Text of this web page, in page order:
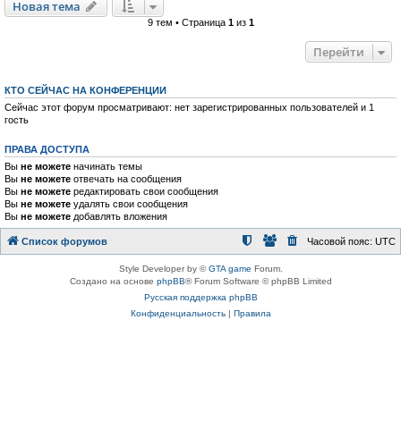
Новая тема
9 тем • Страница 1из 1
Перейти
КТО СЕЙЧАС НА КОНФЕРЕНЦИИ
Сейчас этот форум просматривают: нет зарегистрированных пользователей и 1
гость
ПРАВА ДОСТУПА
Вы не можете начинать темы
Вы не можете отвечать на сообщения
Вы не можете редактировать свои сообщения
Вы не можете удалять свои сообщения
Вы не можете добавлять вложения
Список форумов Часовой пояс: UTC
Style Developer by ©GTA game Forum.
Создано на основе phpBB® Forum Software © phpBB Limited
Русская поддержка phpBB
Конфиденциальность| Правила